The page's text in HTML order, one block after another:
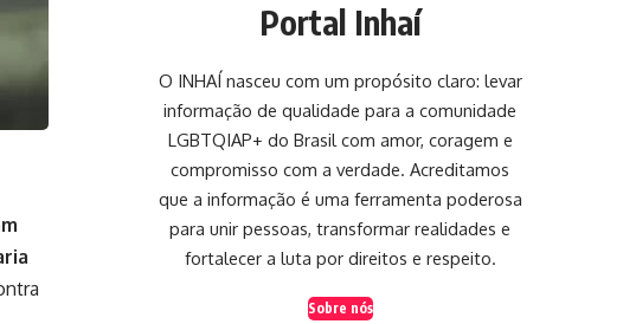
Portal Inhaí
O INHAÍ nasceu com um propósito claro: levar
informação de qualidade para a comunidade
LGBTQIAP+ do Brasil com amor, coragem e
compromisso com a verdade. Acreditamos
que a informação é uma ferramenta poderosa
para unir pessoas, transformar realidades e
fortalecer a luta por direitos e respeito.
Sobre nós